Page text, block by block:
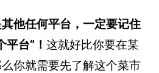
他任何平台，一定要记住
平台”！这就好比你要在某
你就需要先了解这个菜市